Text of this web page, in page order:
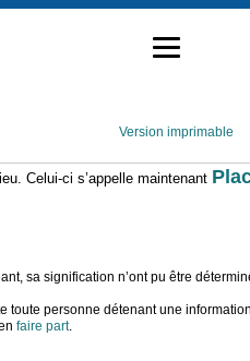
Version imprimable
Celui-ci s’appelle maintenant
sa signification n’ont pu être
toute personne détenant une
faire part.